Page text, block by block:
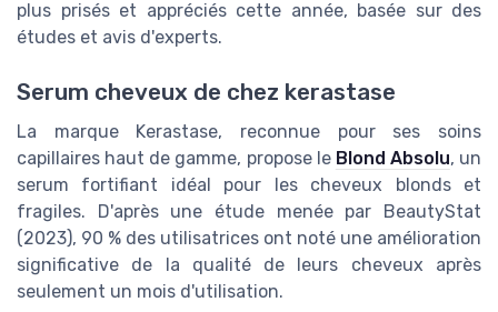
plus prisés et appréciés cette année, basée sur des
études et avis d'experts.
Serum cheveux de chez kerastase
La marque Kerastase, reconnue pour ses soins
capillaires haut de gamme, propose le Blond Absolu, un
serum fortifiant idéal pour les cheveux blonds et
fragiles. D'après une étude menée par BeautyStat
(2023), 90 % des utilisatrices ont noté une amélioration
significative de la qualité de leurs cheveux après
seulement un mois d'utilisation.